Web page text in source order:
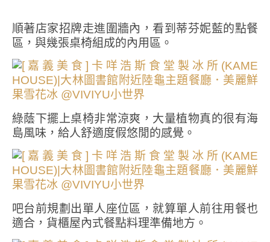
順著店家招牌走進圍牆內，看到蒂芬妮藍的點餐
區，與幾張桌椅組成的內用區。
綠蔭下擺上桌椅非常涼爽，大量植物真的很有海
島風味，給人舒適度假悠閒的感覺。
吧台前規劃出單人座位區，就算單人前往用餐也
適合，貨櫃屋內式餐點料理準備地方。